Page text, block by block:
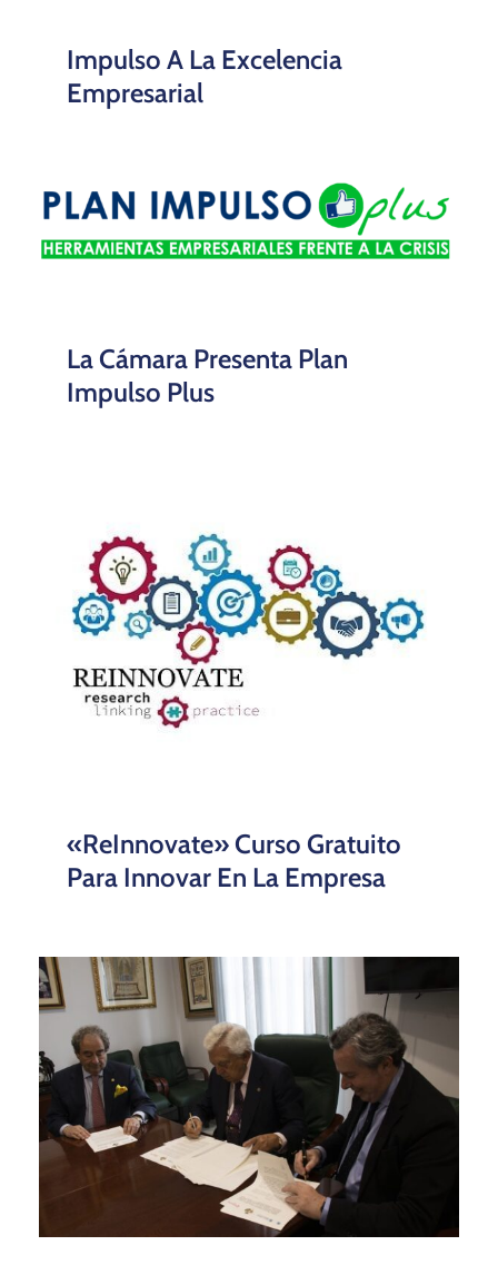
Impulso A La Excelencia
Empresarial
La Cámara Presenta Plan
Impulso Plus
«ReInnovate» Curso Gratuito
Para Innovar En La Empresa